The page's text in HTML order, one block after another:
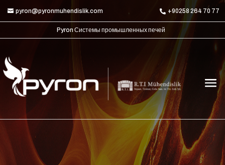
pyron@pyronmuhendislik.com +90258 264 70 77
Pyron Системы промышленных печей